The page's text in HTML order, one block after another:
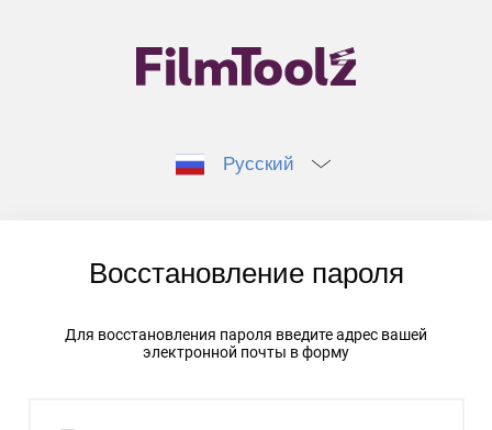
Русский
Восстановление пароля
Для восстановления пароля введите адрес вашей
электронной почты в форму